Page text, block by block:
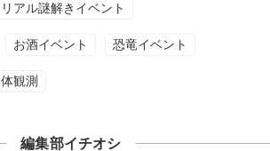
リアル謎解きイベント
お酒イベント 恐竜イベント
観測
編集部イチオシ